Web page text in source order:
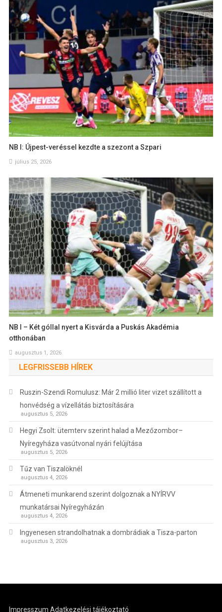
NB I: Újpest-veréssel kezdte a szezont a Szpari
július 25, 2026
NB I – Két góllal nyert a Kisvárda a Puskás Akadémia
otthonában
augusztus 1, 2026
LEGFRISSEBB HÍREK
Ruszin-Szendi Romulusz: Már 2 millió liter vizet szállított a
honvédség a vízellátás biztosítására
augusztus 5, 2026
Hegyi Zsolt: ütemterv szerint halad a Mezőzombor–
Nyíregyháza vasútvonal nyári felújítása
augusztus 5, 2026
Tűz van Tiszalöknél
augusztus 4, 2026
Átmeneti munkarend szerint dolgoznak a NYÍRVV
munkatársai Nyíregyházán
augusztus 4, 2026
Ingyenesen strandolhatnak a dombrádiak a Tisza-parton
augusztus 3, 2026
Impresszum Adatkezelési tájékoztató